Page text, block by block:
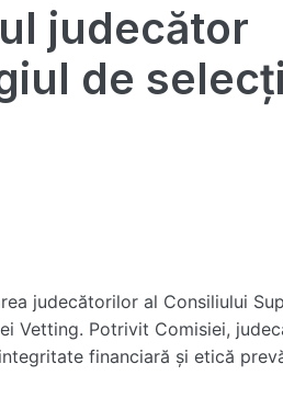
judecător
de
judecătorilor al Consiliului
Vetting. Potrivit Comisiei,
financiară și etică